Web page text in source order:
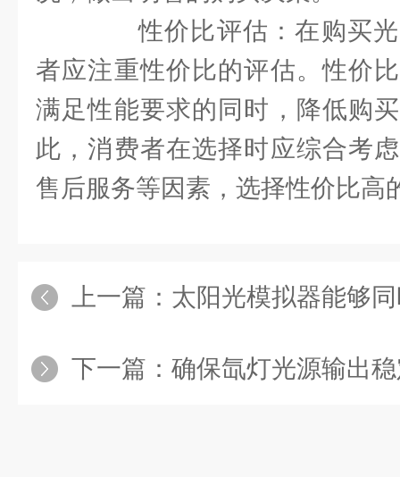
性价比评估：在购买光
者应注重性价比的评估。性价
满足性能要求的同时，降低购
此，消费者在选择时应综合考
售后服务等因素，选择性价比高
上一篇： 太阳光模拟器能够
下一篇： 确保氙灯光源输出